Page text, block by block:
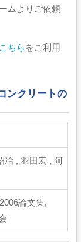
ムよりご依頼
こちら をご利用
ンクリートの
冶 , 羽田宏 , 阿
論文集,